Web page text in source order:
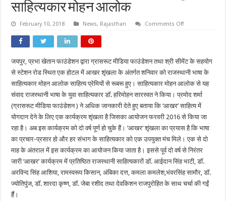
साहित्यकार मोहन आलोक
February 10, 2018 News, Rajasthan Comments Offon
प्रेमी,
रूबरू
हुए
साहित्यकार
मोहन
जयपुर, प्रभा खेतान फाउंडेशन द्वारा ग्रासरूट मीडिया फाउंडेशन तथा श्री सीमेंट के सहयोग
से स्टेशन रोड स्थित एक होटल में आखर शृंखला के अंतर्गत शनिवार को राजस्थानी भाषा के
साहित्यकार मोहन आलोक साहित्य प्रेमियों से रूबरू हुए। साहित्यकार मोहन आलोक से यह
संवाद राजस्थानी भाषा के युवा साहित्यकार डॉ. हरिमोहन सारस्वत ने किया। प्रमोद शर्मा
(ग्रासरूट मीडिया फाउंडेशन ) ने अधिक जानकारी देते हुए बताया कि ‘आखर’ साहित्य में
योगदान देने के लिए एक कार्यक्रम शृंखला है जिसका आयोजन फरवरी 2016 से किया जा
रहा है। अब इस कार्यक्रम को दो वर्ष पूर्ण हो चुके हैं। ‘आखर’ शृंखला का प्रयास है कि भाषा
का प्रचार-प्रसार हो और हर संभाग के साहित्यकार को एक उपयुक्त मंच मिले। एक से दो
माह के अंतराल में इस कार्यक्रम का आयोजन किया जाता है। इससे पूर्व दो वर्ष से निरंतर
जारी ‘आखर’ कार्यक्रम में प्रतिष्ठित राजस्थानी साहित्यकारों डॉ. आईदान सिंह भाटी, डॉ.
अरविन्द सिंह आशिया, रामस्वरूप किसान, अंबिका दत्त, कमला कमलेश,भंवरसिंह सामौर, डॉ.
ज्योतिपुंज, डॉ. शारदा कृष्ण, डॉ. जेबा रशीद तथा देवकिशन राजपुरोहित के साथ चर्चा की गईं
र्है।